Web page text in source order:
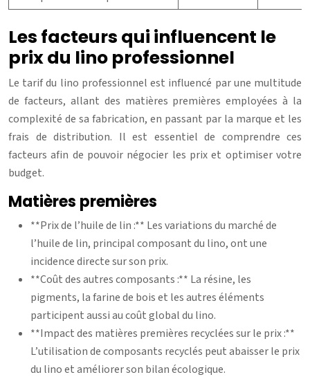
Les facteurs qui influencent le
prix du lino professionnel
Le tarif du lino professionnel est influencé par une multitude
de facteurs, allant des matières premières employées à la
complexité de sa fabrication, en passant par la marque et les
frais de distribution. Il est essentiel de comprendre ces
facteurs afin de pouvoir négocier les prix et optimiser votre
budget.
Matières premières
**Prix de l’huile de lin :** Les variations du marché de
l’huile de lin, principal composant du lino, ont une
incidence directe sur son prix.
**Coût des autres composants :** La résine, les
pigments, la farine de bois et les autres éléments
participent aussi au coût global du lino.
**Impact des matières premières recyclées sur le prix :**
L’utilisation de composants recyclés peut abaisser le prix
du lino et améliorer son bilan écologique.